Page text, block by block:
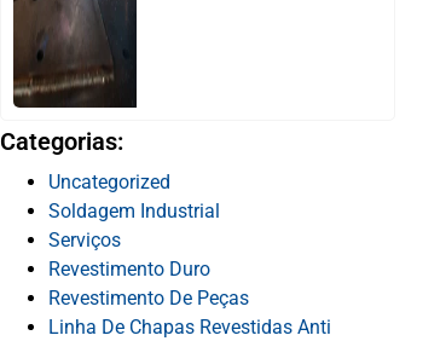
Categorias:
Uncategorized
Soldagem Industrial
Serviços
Revestimento Duro
Revestimento De Peças
Linha De Chapas Revestidas Anti